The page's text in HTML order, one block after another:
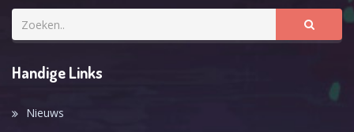
Handige Links
Nieuws